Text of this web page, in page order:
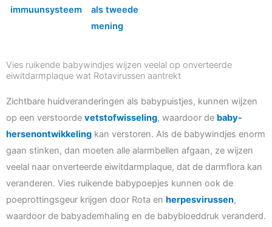
immuunsysteem
als tweede
mening
Vies ruikende babywindjes wijzen veelal op onverteerde
eiwitdarmplaque wat Rotavirussen aantrekt
Zichtbare huidveranderingen als babypuistjes, kunnen wijzen
op een verstoorde vetstofwisseling, waardoor de baby-
hersenontwikkeling kan verstoren. Als de babywindjes enorm
gaan stinken, dan moeten alle alarmbellen afgaan, ze wijzen
veelal naar onverteerde eiwitdarmplaque, dat de darmflora kan
veranderen. Vies ruikende babypoepjes kunnen ook de
poeprottingsgeur krijgen door Rota en herpesvirussen,
waardoor de babyademhaling en de babybloeddruk veranderd.